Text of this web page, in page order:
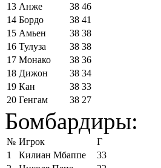
13 Анже 38 46
14 Бордо 38 41
15 Амьен 38 38
16 Тулуза 38 38
17 Монако 38 36
18 Дижон 38 34
19 Кан 38 33
20 Генгам 38 27
Бомбардиры:
№ Игрок
Г
1
Килиан Мбаппе
33